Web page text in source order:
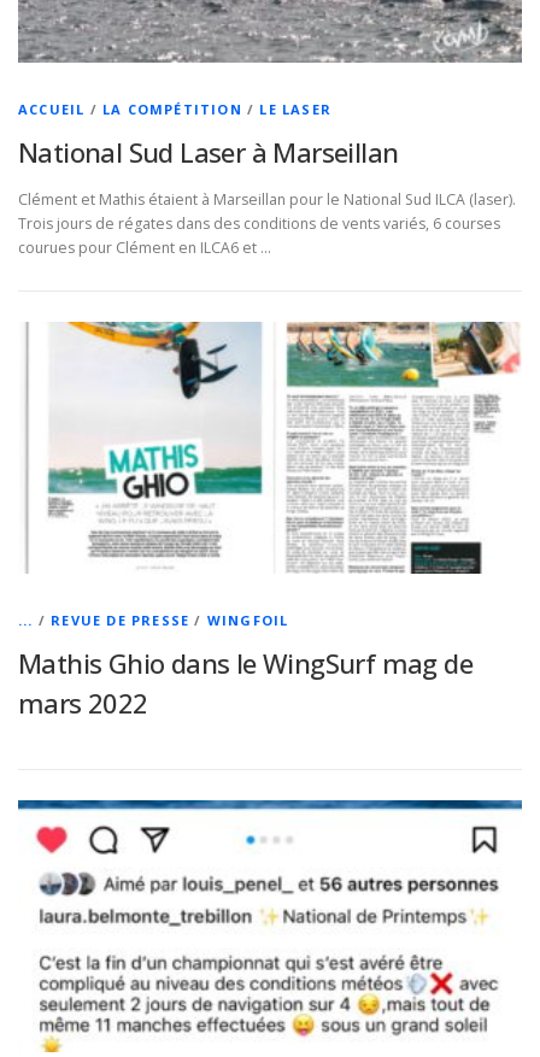
ACCUEIL / LA COMPÉTITION / LE LASER
National Sud Laser à Marseillan
Clément et Mathis étaient à Marseillan pour le National Sud ILCA (laser).
Trois jours de régates dans des conditions de vents variés, 6 courses
courues pour Clément en ILCA6 et …
... / REVUE DE PRESSE / WINGFOIL
Mathis Ghio dans le WingSurf mag de
mars 2022